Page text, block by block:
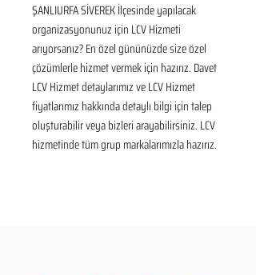
ŞANLIURFA SİVEREK İlçesinde yapılacak
organizasyonunuz için LCV Hizmeti
arıyorsanız? En özel gününüzde size özel
çözümlerle hizmet vermek için hazırız. Davet
LCV Hizmet detaylarımız ve LCV Hizmet
fiyatlarımız hakkında detaylı bilgi için talep
oluşturabilir veya bizleri arayabilirsiniz. LCV
hizmetinde tüm grup markalarımızla hazırız.